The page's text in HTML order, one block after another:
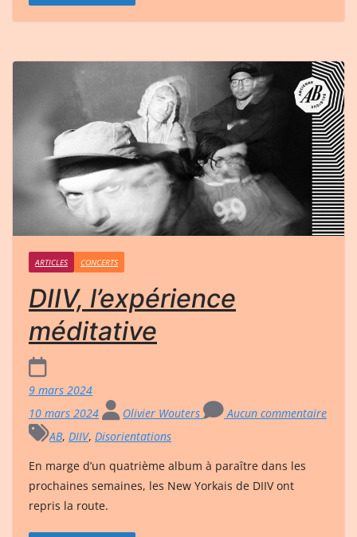
ARTICLES CONCERTS
DIIV, l’expérience
méditative
9 mars 2024
10 mars 2024
Olivier Wouters
Aucun commentaire
AB, DIIV, Disorientations
En marge d’un quatrième album à paraître dans les
prochaines semaines, les New Yorkais de DIIV ont
repris la route.